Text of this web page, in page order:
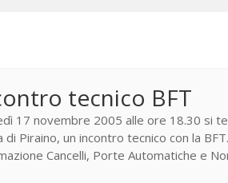
tecnico BFT
17 novembre 2005 alle ore 18.30 si
di Piraino, un incontro tecnico con la
Cancelli, Porte Automatiche e